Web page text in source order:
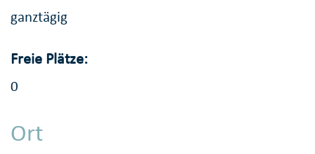
ganztägig
Freie Plätze:
0
Ort